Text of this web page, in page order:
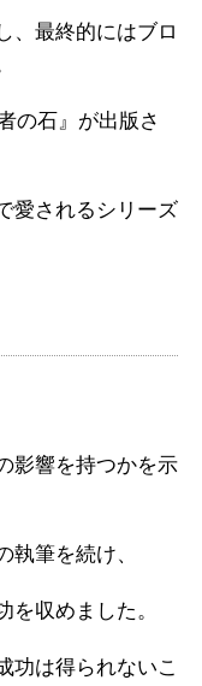
、最終的にはブロ
の石』が出版さ
愛されるシリーズ
影響を持つかを示
執筆を続け、
収めました。
功は得られないこ